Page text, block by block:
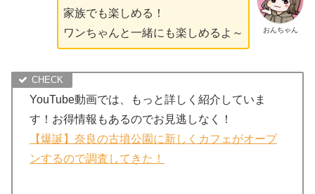
おんちゃん
家族でも楽しめる！
ワンちゃんと一緒にも楽しめるよ～
YouTube動画では、もっと詳しく紹介していま
す！お得情報もあるのでお見逃しなく！
【爆誕】奈良の古墳公園に新しくカフェがオープ
ンするので調査してきた！